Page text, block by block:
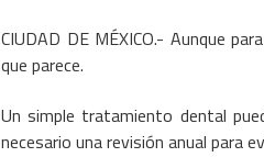
CIUDAD DE MÉXICO.- Aunque
que parece.
Un simple tratamiento dental
necesario una revisión anual para